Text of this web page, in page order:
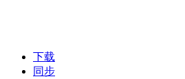
下载
同步